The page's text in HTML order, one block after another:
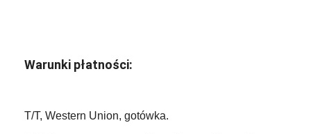
Warunki płatności:
T/T, Western Union, gotówka.